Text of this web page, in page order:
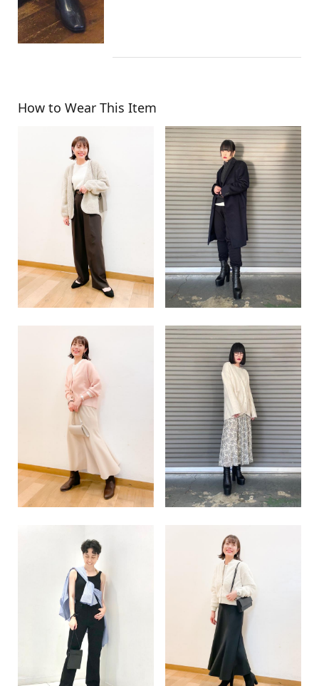
How to Wear This Item